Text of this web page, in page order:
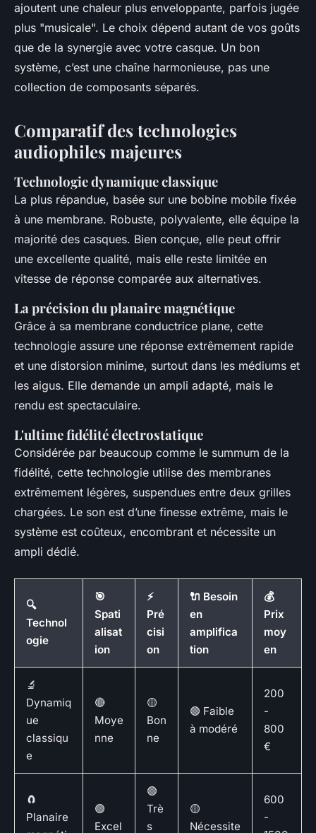
ajoutent une chaleur plus enveloppante, parfois jugée
plus "musicale". Le choix dépend autant de vos goûts
que de la synergie avec votre casque. Un bon
système, c’est une chaîne harmonieuse, pas une
collection de composants séparés.
Comparatif des technologies
audiophiles majeures
Technologie dynamique classique
La plus répandue, basée sur une bobine mobile fixée
à une membrane. Robuste, polyvalente, elle équipe la
majorité des casques. Bien conçue, elle peut offrir
une excellente qualité, mais elle reste limitée en
vitesse de réponse comparée aux alternatives.
La précision du planaire magnétique
Grâce à sa membrane conductrice plane, cette
technologie assure une réponse extrêmement rapide
et une distorsion minime, surtout dans les médiums et
les aigus. Elle demande un ampli adapté, mais le
rendu est spectaculaire.
L'ultime fidélité électrostatique
Considérée par beaucoup comme le summum de la
fidélité, cette technologie utilise des membranes
extrêmement légères, suspendues entre deux grilles
chargées. Le son est d’une finesse extrême, mais le
système est coûteux, encombrant et nécessite un
ampli dédié.
🔍
Technol
ogie
🎯
Spati
alisat
ion
⚡
Pré
cisi
on
🔌 Besoin
en
amplifica
tion
💰
Prix
moy
en
🔬
Dynamiq
ue
classiqu
e
🔴
Moye
nne
🟡
Bon
ne
🟢 Faible
à modéré
200
-
800
€
🧲
Planaire
🟢
Excel
🟢
Trè
s
🟡
Nécessite
600
-